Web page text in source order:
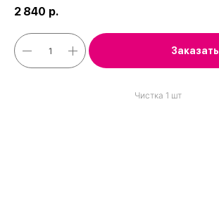
2 840 р.
Заказать
Чистка 1 шт